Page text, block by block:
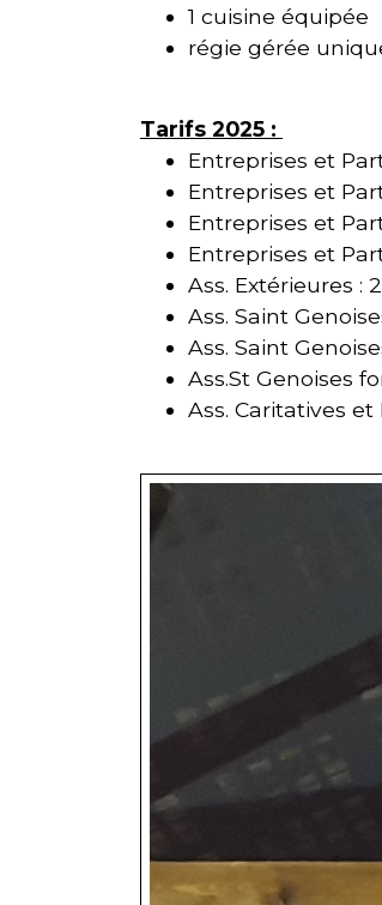
1 cuisine équipée
régie gérée
Tarifs 2025 :
Entreprises et
Entreprises et
Entreprises et
Entreprises et
Ass. Extérieures :
Ass. Saint
Ass. Saint
Ass.St Genoises
Ass. Caritatives